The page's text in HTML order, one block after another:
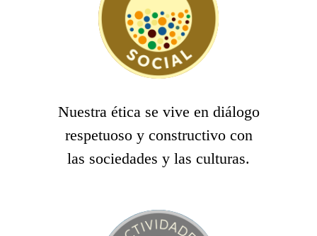
Nuestra ética se vive en diálogo
respetuoso y constructivo con
las sociedades y las culturas.